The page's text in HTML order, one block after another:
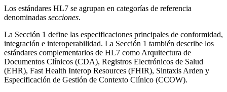
Los estándares HL7 se agrupan en categorías de referencia
denominadas secciones.
La Sección 1 define las especificaciones principales de conformidad,
integración e interoperabilidad. La Sección 1 también describe los
estándares complementarios de HL7 como Arquitectura de
Documentos Clínicos (CDA), Registros Electrónicos de Salud
(EHR), Fast Health Interop Resources (FHIR), Sintaxis Arden y
Especificación de Gestión de Contexto Clínico (CCOW).